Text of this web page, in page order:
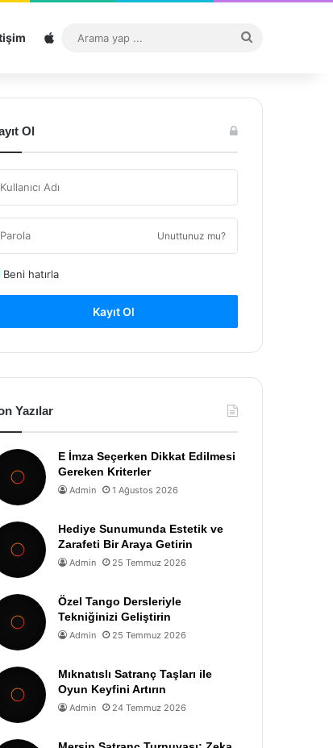
Sitemap
...
Ol
Unuttunuz mu?
Beni hatırla
Kayıt Ol
Yazılar
E İmza Seçerken Dikkat Edilmesi
Gereken Kriterler
Admin 1 Ağustos 2026
Hediye Sunumunda Estetik ve
Zarafeti Bir Araya Getirin
Admin 25 Temmuz 2026
Özel Tango Dersleriyle
Tekniğinizi Geliştirin
Admin 25 Temmuz 2026
Mıknatıslı Satranç Taşları ile
Oyun Keyfini Artırın
Admin 24 Temmuz 2026